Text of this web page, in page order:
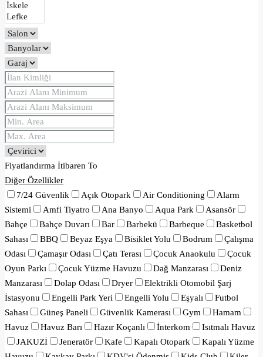
Fiyatlandırma İtibaren To
Diğer Özellikler
7/24 Güvenlik
Açık Otopark Air Conditioning
Alarm
Sistemi
Amfi Tiyatro Ana Banyo Aqua Park
Asansör
Bahçe
Bahçe Duvarı Bar Barbekü Barbeque
Basketbol
Sahası
BBQ Beyaz Eşya Bisiklet Yolu Bodrum
Çalışma
Odası
Çamaşır Odası Çatı Terası Çocuk Anaokulu
Çocuk
Oyun Parkı
Çocuk Yüzme Havuzu Dağ Manzarası
Deniz
Manzarası
Dolap Odası Dryer
Elektrikli Otomobil Şarj
İstasyonu
Engelli Park Yeri Engelli Yolu Eşyalı
Futbol
Sahası
Güneş Paneli Güvenlik Kamerası Gym
Hamam
Havuz
Havuz Barı Hazır Koçanlı İnterkom
Isıtmalı Havuz
JAKUZİ
Jeneratör Kafe Kapalı Otopark
Kapalı Yüzme